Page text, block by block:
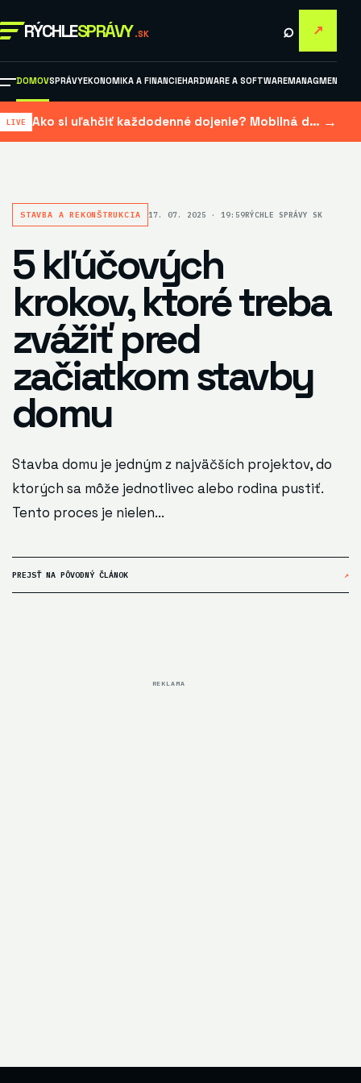
RÝCHLESPRÁVY .SK ⌕ ↗
DOMOVSPRÁVYEKONOMIKA A FINANCIEHARDWARE A SOFTWAREMANAGMENT A
Ako si uľahčiť každodenné dojenie? Mobilná dojačka šetrí čas aj námahu →
STAVBA A REKONŠTRUKCIA 17. 07. 2025 · 19:59RÝCHLE SPRÁVY SK
5 kľúčových
krokov, ktoré treba
zvážiť pred
začiatkom stavby
domu
Stavba domu je jedným z najväčších projektov, do
ktorých sa môže jednotlivec alebo rodina pustiť.
Tento proces je nielen...
PREJSŤ NA PÔVODNÝ ČLÁNOK ↗
REKLAMA